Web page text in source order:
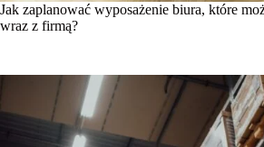
Jak zaplanować wyposażenie biura, które
wraz z firmą?